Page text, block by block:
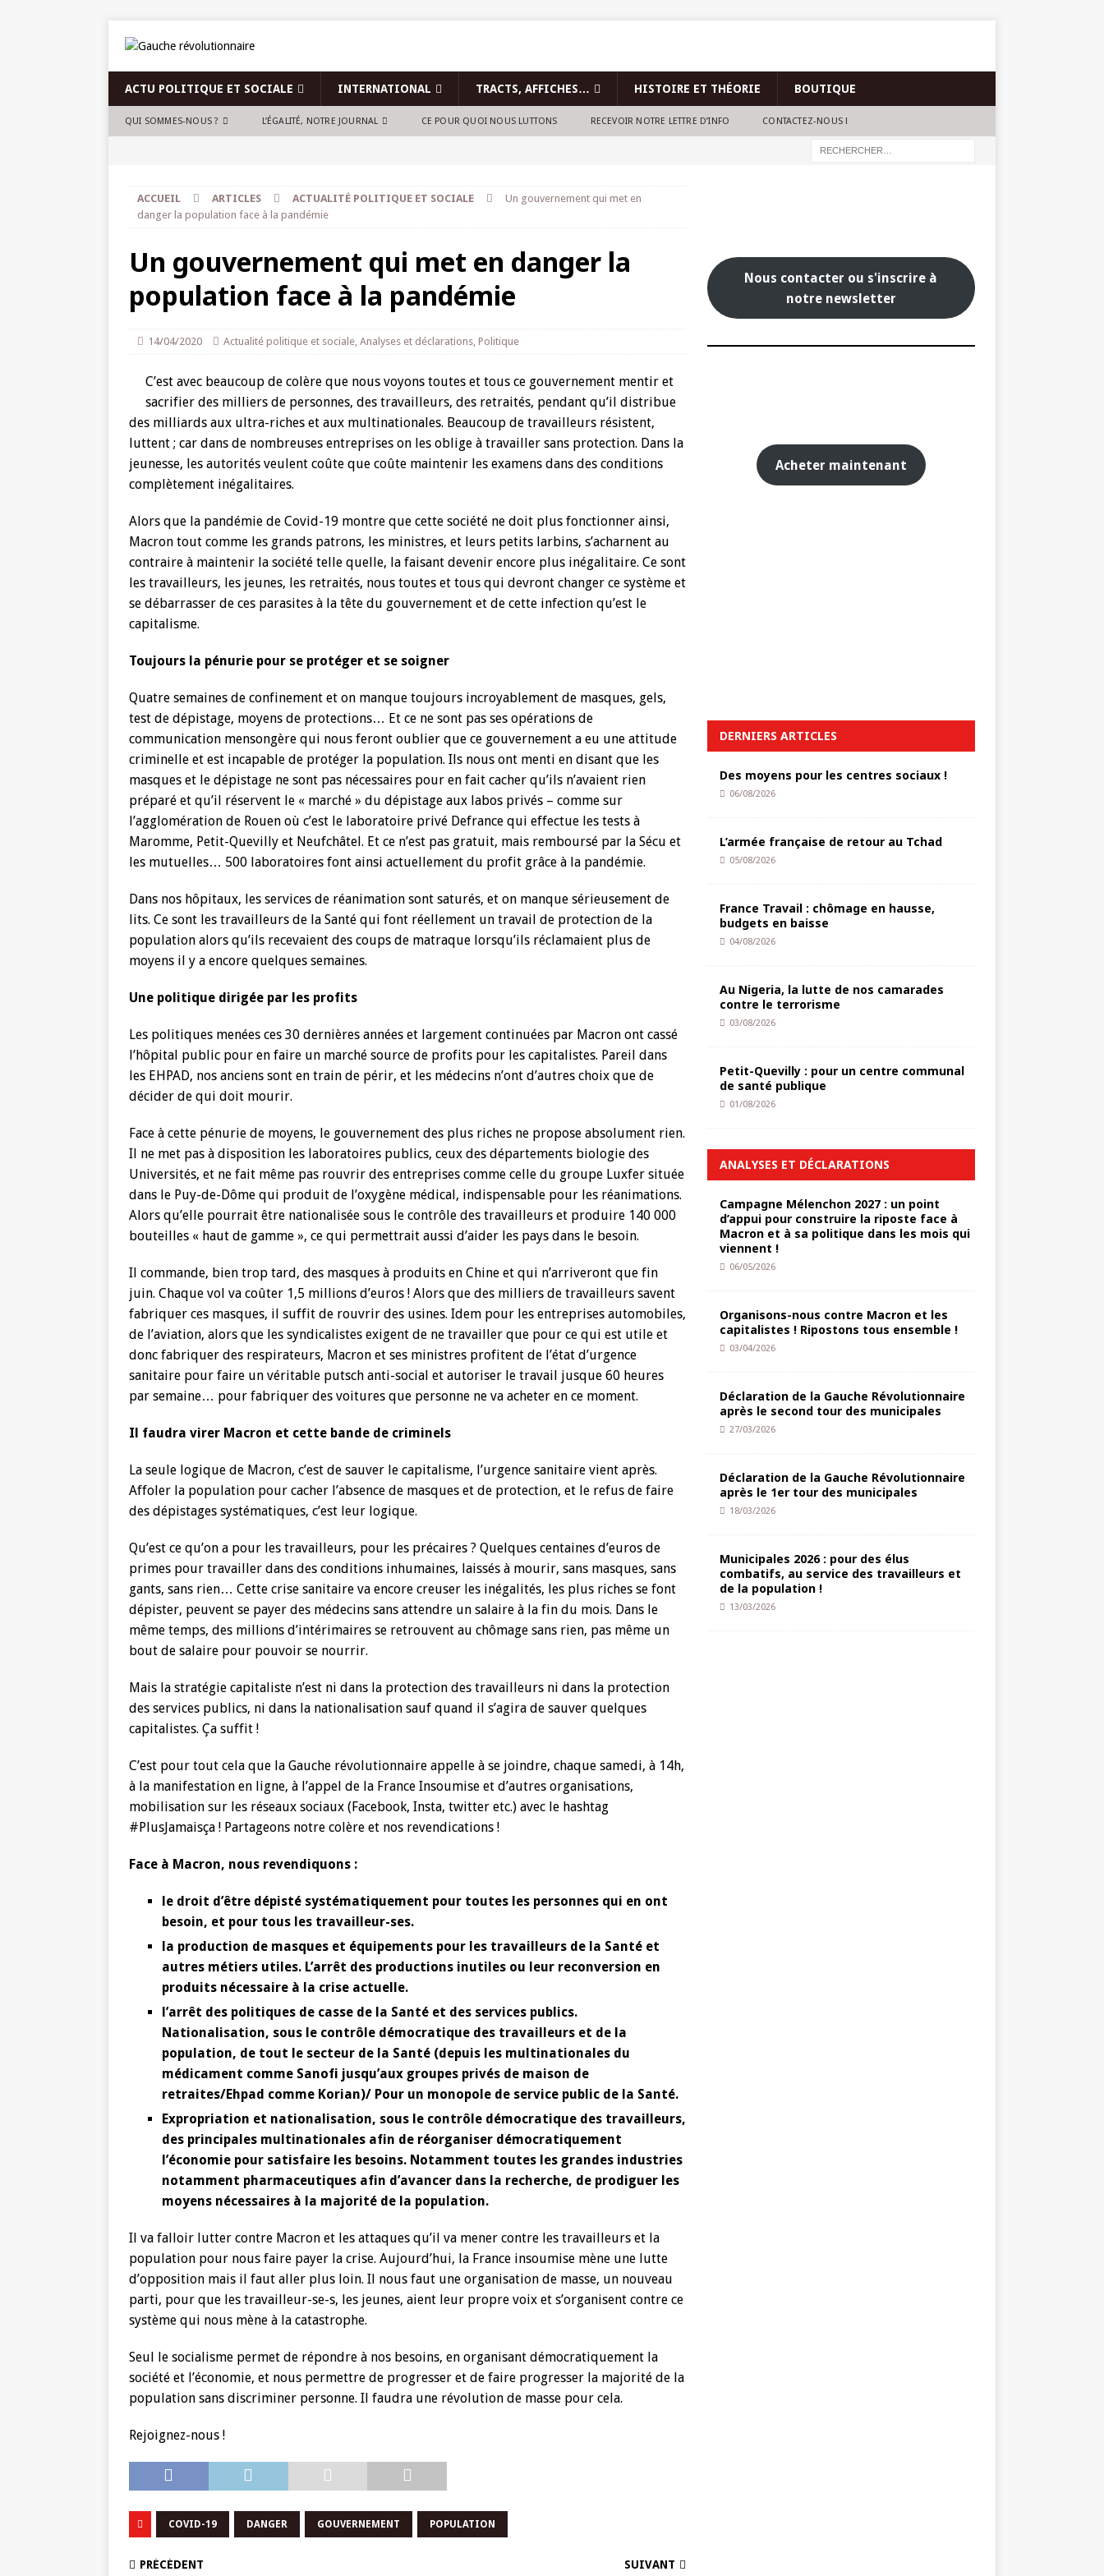
ACTU POLITIQUE ET SOCIALE INTERNATIONAL TRACTS, AFFICHES… HISTOIRE ET THÉORIE BOUTIQUE
QUI SOMMES-NOUS ? L’ÉGALITÉ, NOTRE JOURNAL CE POUR QUOI NOUS LUTTONS RECEVOIR NOTRE LETTRE D’INFO CONTACTEZ-NOUS !
ACCUEIL ARTICLES ACTUALITÉ POLITIQUE ET SOCIALE
Un gouvernement qui met en
danger la population face à la pandémie
Un gouvernement qui met en danger la
population face à la pandémie
14/04/2020 Actualité politique et sociale, Analyses et déclarations, Politique
C’est avec beaucoup de colère que nous voyons toutes et tous ce gouvernement mentir et
sacrifier des milliers de personnes, des travailleurs, des retraités, pendant qu’il distribue
des milliards aux ultra-riches et aux multinationales. Beaucoup de travailleurs résistent,
luttent ; car dans de nombreuses entreprises on les oblige à travailler sans protection. Dans la
jeunesse, les autorités veulent coûte que coûte maintenir les examens dans des conditions
complètement inégalitaires.
Alors que la pandémie de Covid-19 montre que cette société ne doit plus fonctionner ainsi,
Macron tout comme les grands patrons, les ministres, et leurs petits larbins, s’acharnent au
contraire à maintenir la société telle quelle, la faisant devenir encore plus inégalitaire. Ce sont
les travailleurs, les jeunes, les retraités, nous toutes et tous qui devront changer ce système et
se débarrasser de ces parasites à la tête du gouvernement et de cette infection qu’est le
capitalisme.
Toujours la pénurie pour se protéger et se soigner
Quatre semaines de confinement et on manque toujours incroyablement de masques, gels,
test de dépistage, moyens de protections… Et ce ne sont pas ses opérations de
communication mensongère qui nous feront oublier que ce gouvernement a eu une attitude
criminelle et est incapable de protéger la population. Ils nous ont menti en disant que les
masques et le dépistage ne sont pas nécessaires pour en fait cacher qu’ils n’avaient rien
préparé et qu’il réservent le « marché » du dépistage aux labos privés – comme sur
l’agglomération de Rouen où c’est le laboratoire privé Defrance qui effectue les tests à
Maromme, Petit-Quevilly et Neufchâtel. Et ce n’est pas gratuit, mais remboursé par la Sécu et
les mutuelles… 500 laboratoires font ainsi actuellement du profit grâce à la pandémie.
Dans nos hôpitaux, les services de réanimation sont saturés, et on manque sérieusement de
lits. Ce sont les travailleurs de la Santé qui font réellement un travail de protection de la
population alors qu’ils recevaient des coups de matraque lorsqu’ils réclamaient plus de
moyens il y a encore quelques semaines.
Une politique dirigée par les profits
Les politiques menées ces 30 dernières années et largement continuées par Macron ont cassé
l’hôpital public pour en faire un marché source de profits pour les capitalistes. Pareil dans
les EHPAD, nos anciens sont en train de périr, et les médecins n’ont d’autres choix que de
décider de qui doit mourir.
Face à cette pénurie de moyens, le gouvernement des plus riches ne propose absolument rien.
Il ne met pas à disposition les laboratoires publics, ceux des départements biologie des
Universités, et ne fait même pas rouvrir des entreprises comme celle du groupe Luxfer située
dans le Puy-de-Dôme qui produit de l’oxygène médical, indispensable pour les réanimations.
Alors qu’elle pourrait être nationalisée sous le contrôle des travailleurs et produire 140 000
bouteilles « haut de gamme », ce qui permettrait aussi d’aider les pays dans le besoin.
Il commande, bien trop tard, des masques à produits en Chine et qui n’arriveront que fin
juin. Chaque vol va coûter 1,5 millions d’euros ! Alors que des milliers de travailleurs savent
fabriquer ces masques, il suffit de rouvrir des usines. Idem pour les entreprises automobiles,
de l’aviation, alors que les syndicalistes exigent de ne travailler que pour ce qui est utile et
donc fabriquer des respirateurs, Macron et ses ministres profitent de l’état d’urgence
sanitaire pour faire un véritable putsch anti-social et autoriser le travail jusque 60 heures
par semaine… pour fabriquer des voitures que personne ne va acheter en ce moment.
Il faudra virer Macron et cette bande de criminels
La seule logique de Macron, c’est de sauver le capitalisme, l’urgence sanitaire vient après.
Affoler la population pour cacher l’absence de masques et de protection, et le refus de faire
des dépistages systématiques, c’est leur logique.
Qu’est ce qu’on a pour les travailleurs, pour les précaires ? Quelques centaines d’euros de
primes pour travailler dans des conditions inhumaines, laissés à mourir, sans masques, sans
gants, sans rien… Cette crise sanitaire va encore creuser les inégalités, les plus riches se font
dépister, peuvent se payer des médecins sans attendre un salaire à la fin du mois. Dans le
même temps, des millions d’intérimaires se retrouvent au chômage sans rien, pas même un
bout de salaire pour pouvoir se nourrir.
Mais la stratégie capitaliste n’est ni dans la protection des travailleurs ni dans la protection
des services publics, ni dans la nationalisation sauf quand il s’agira de sauver quelques
capitalistes. Ça suffit !
C’est pour tout cela que la Gauche révolutionnaire appelle à se joindre, chaque samedi, à 14h,
à la manifestation en ligne, à l’appel de la France Insoumise et d’autres organisations,
mobilisation sur les réseaux sociaux (Facebook, Insta, twitter etc.) avec le hashtag
#PlusJamaisça ! Partageons notre colère et nos revendications !
Face à Macron, nous revendiquons :
le droit d’être dépisté systématiquement pour toutes les personnes qui en ont
besoin, et pour tous les travailleur-ses.
la production de masques et équipements pour les travailleurs de la Santé et
autres métiers utiles. L’arrêt des productions inutiles ou leur reconversion en
produits nécessaire à la crise actuelle.
l’arrêt des politiques de casse de la Santé et des services publics.
Nationalisation, sous le contrôle démocratique des travailleurs et de la
population, de tout le secteur de la Santé (depuis les multinationales du
médicament comme Sanofi jusqu’aux groupes privés de maison de
retraites/Ehpad comme Korian)/ Pour un monopole de service public de la Santé.
Expropriation et nationalisation, sous le contrôle démocratique des travailleurs,
des principales multinationales afin de réorganiser démocratiquement
l’économie pour satisfaire les besoins. Notamment toutes les grandes industries
notamment pharmaceutiques afin d’avancer dans la recherche, de prodiguer les
moyens nécessaires à la majorité de la population.
Il va falloir lutter contre Macron et les attaques qu’il va mener contre les travailleurs et la
population pour nous faire payer la crise. Aujourd’hui, la France insoumise mène une lutte
d’opposition mais il faut aller plus loin. Il nous faut une organisation de masse, un nouveau
parti, pour que les travailleur-se-s, les jeunes, aient leur propre voix et s’organisent contre ce
système qui nous mène à la catastrophe.
Seul le socialisme permet de répondre à nos besoins, en organisant démocratiquement la
société et l’économie, et nous permettre de progresser et de faire progresser la majorité de la
population sans discriminer personne. Il faudra une révolution de masse pour cela.
Rejoignez-nous !
COVID-19 DANGER GOUVERNEMENT POPULATION
PRÉCÉDENT SUIVANT
Nous contacter ou s'inscrire à
notre newsletter
Acheter maintenant
DERNIERS ARTICLES
Des moyens pour les centres sociaux !
06/08/2026
L’armée française de retour au Tchad
05/08/2026
France Travail : chômage en hausse,
budgets en baisse
04/08/2026
Au Nigeria, la lutte de nos camarades
contre le terrorisme
03/08/2026
Petit-Quevilly : pour un centre communal
de santé publique
01/08/2026
ANALYSES ET DÉCLARATIONS
Campagne Mélenchon 2027 : un point
d’appui pour construire la riposte face à
Macron et à sa politique dans les mois qui
viennent !
06/05/2026
Organisons-nous contre Macron et les
capitalistes ! Ripostons tous ensemble !
03/04/2026
Déclaration de la Gauche Révolutionnaire
après le second tour des municipales
27/03/2026
Déclaration de la Gauche Révolutionnaire
après le 1er tour des municipales
18/03/2026
Municipales 2026 : pour des élus
combatifs, au service des travailleurs et
de la population !
13/03/2026